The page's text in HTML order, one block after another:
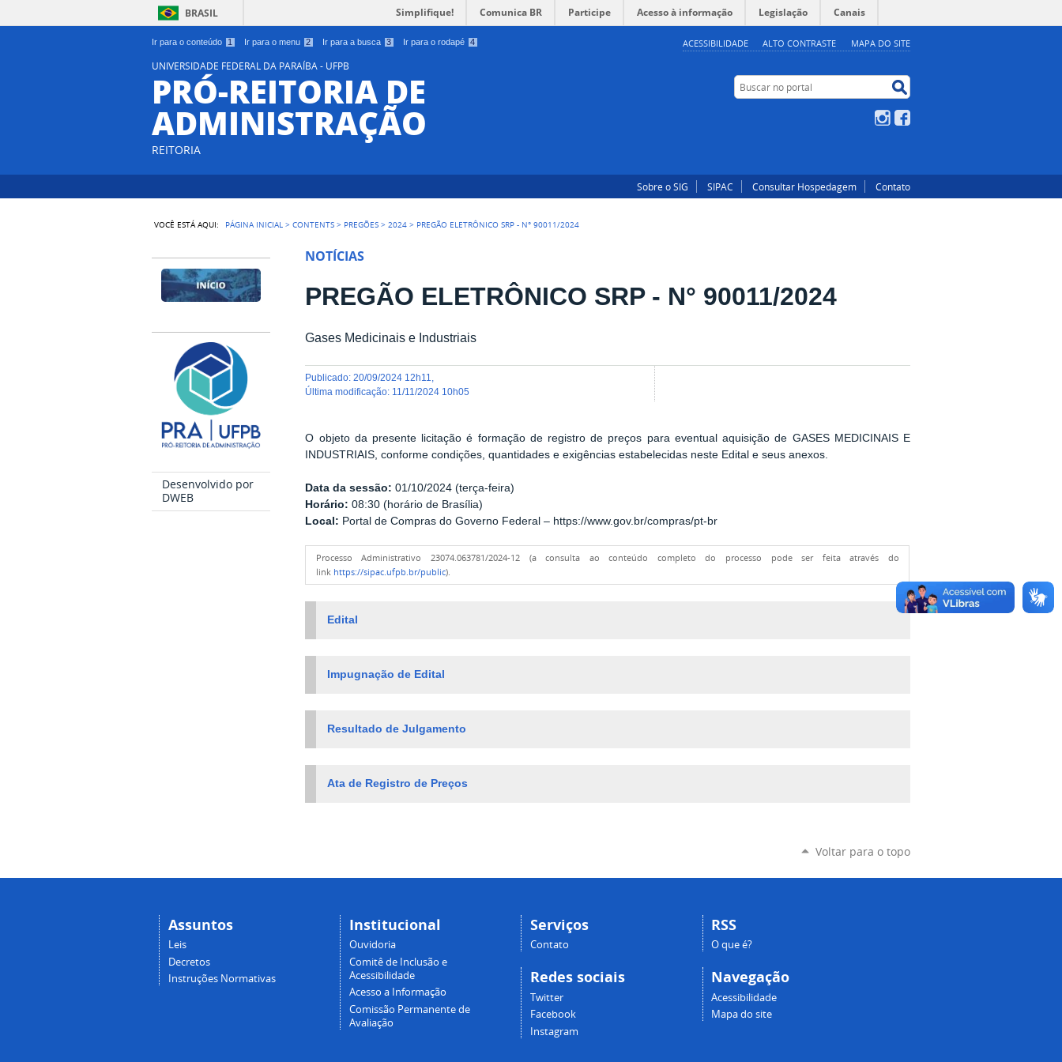
Ir para o conteúdo 1 Ir para o menu 2 Ir para a busca 3 Ir para o rodapé 4 ACESSIBILIDADE ALTO CONTRASTE MAPA DO SITE
BRASIL Simplifique! Comunica BR Participe Acesso à informação Legislação Canais
UNIVERSIDADE FEDERAL DA PARAÍBA - UFPB
PRÓ-REITORIA DE
ADMINISTRAÇÃO
REITORIA
Buscar no portal
Instagram
Sobre o SIG SIPAC Consultar Hospedagem Contato
VOCÊ ESTÁ AQUI: PÁGINA INICIAL >CONTENTS > PREGÕES >2024 > PREGÃO ELETRÔNICO SRP - N° 90011/2024
Desenvolvido por
DWEB
NOTÍCIAS
PREGÃO ELETRÔNICO SRP - N° 90011/2024
Gases Medicinais e Industriais
publicado:20/09/2024 12h11
última modificação: 11/11/2024 10h05
O objeto da presente licitação é formação de registro de preços para eventual aquisição de GASES MEDICINAIS E
INDUSTRIAIS, conforme condições, quantidades e exigências estabelecidas neste Edital e seus anexos.
Data da sessão: 01/10/2024 (terça-feira)
Horário: 08:30 (horário de Brasília)
Local: Portal de Compras do Governo Federal – https://www.gov.br/compras/pt-br
Processo Administrativo 23074.063781/2024-12 (a consulta ao conteúdo completo do processo pode ser feita através do
link https://sipac.ufpb.br/public).
Edital
Impugnação de Edital
Resultado de Julgamento
Ata de Registro de Preços
Voltar para o topo
Assuntos
Leis
Decretos
Instruções Normativas
Institucional
Ouvidoria
Comitê de Inclusão e
Acessibilidade
Acesso a Informação
Comissão Permanente de
Avaliação
Serviços
Contato
Redes sociais
Twitter
Facebook
Instagram
RSS
O que é?
Navegação
Acessibilidade
Mapa do site